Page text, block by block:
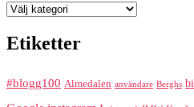
Kategorier
Etiketter
#blogg100 Almedalen användare Berghs